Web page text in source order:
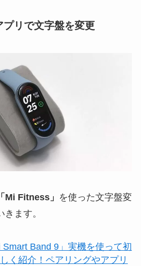
プリで文字盤を変更
Mi Fitness」
を使った文字盤変
ます。
Smart Band 9」実機を使って初
く紹介！ペアリングやアプリ